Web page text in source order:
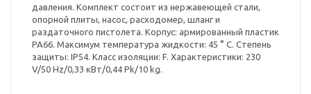
давления. Комплект состоит из нержавеющей стали,
опорной плиты, насос, расходомер, шланг и
раздаточного пистолета. Корпус: армированный пластик
PA66. Максимум температура жидкости: 45 ° C. Степень
защиты: IP54. Класс изоляции: F. Характеристики: 230
V/50 Hz/0,33 кВт/0,44 Pk/10 kg.